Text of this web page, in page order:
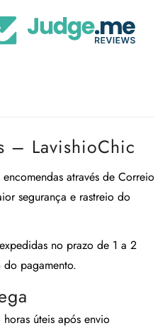
– LavishioChic
através de Correio
segurança e rastreio do
no prazo de 1 a 2
pagamento.
úteis após envio